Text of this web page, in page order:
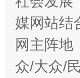
媒网站结
网主阵地
众/大众/